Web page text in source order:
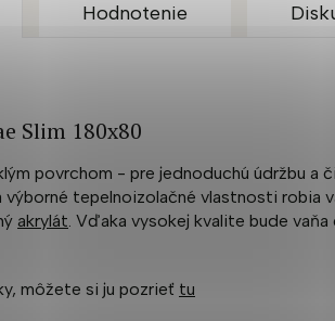
Hodnotenie
Slim 180x80
povrchom - pre jednoduchú údržbu a
tepelnoizolačné vlastnosti robia
akrylát . Vďaka vysokej kvalite bude
môžete si ju pozrieť tu